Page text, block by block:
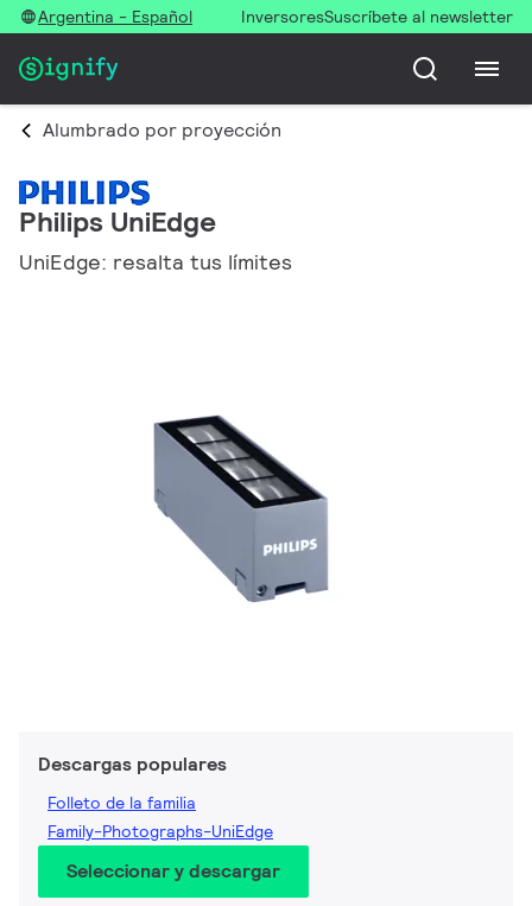
Argentina - Español InversoresSuscríbete al newsletter
Alumbrado por proyección
Philips UniEdge
UniEdge: resalta tus límites
Descargas populares
Folleto de la familia
Family-Photographs-UniEdge
Seleccionar y descargar